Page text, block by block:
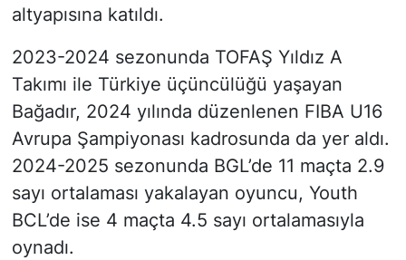
altyapısına katıldı.
2023-2024 sezonunda TOFAŞ Yıldız A
Takımı ile Türkiye üçüncülüğü yaşayan
Bağadır, 2024 yılında düzenlenen FIBA U16
Avrupa Şampiyonası kadrosunda da yer aldı.
2024-2025 sezonunda BGL’de 11 maçta 2.9
sayı ortalaması yakalayan oyuncu, Youth
BCL’de ise 4 maçta 4.5 sayı ortalamasıyla
oynadı.